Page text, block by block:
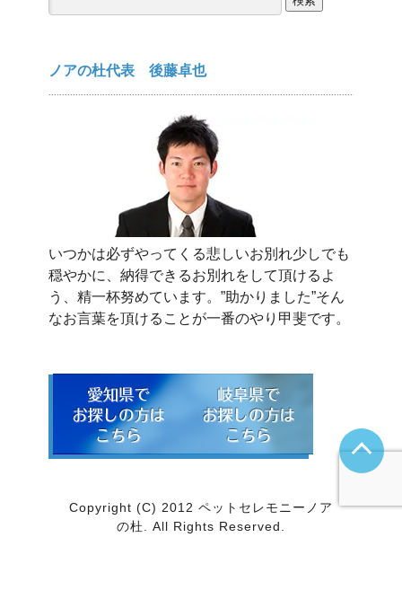
索:
ノアの杜代表 後藤卓也
いつかは必ずやってくる悲しいお別れ少しでも
穏やかに、納得できるお別れをして頂けるよ
う、精一杯努めています。”助かりました”そん
なお言葉を頂けることが一番のやり甲斐です。
Copyright (C) 2012 ペットセレモニーノア
の杜. All Rights Reserved.